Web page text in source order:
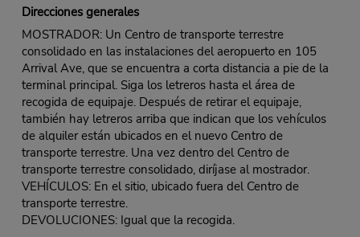
Direcciones generales
MOSTRADOR: Un Centro de transporte terrestre
consolidado en las instalaciones del aeropuerto en 105
Arrival Ave, que se encuentra a corta distancia a pie de la
terminal principal. Siga los letreros hasta el área de
recogida de equipaje. Después de retirar el equipaje,
también hay letreros arriba que indican que los vehículos
de alquiler están ubicados en el nuevo Centro de
transporte terrestre. Una vez dentro del Centro de
transporte terrestre consolidado, diríjase al mostrador.
VEHÍCULOS: En el sitio, ubicado fuera del Centro de
transporte terrestre.
DEVOLUCIONES: Igual que la recogida.